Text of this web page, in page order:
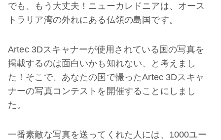
でも、もう大丈夫！ニューカレドニアは、オース
トラリア湾の外れにある仏領の島国です。
Artec 3Dスキャナーが使用されている国の写真を
掲載するのは面白いかも知れない、と考えまし
た！そこで、あなたの国で撮ったArtec 3Dスキャ
ナーの写真コンテストを開催することにしまし
た。
一番素敵な写真を送ってくれた人には、1000ユー